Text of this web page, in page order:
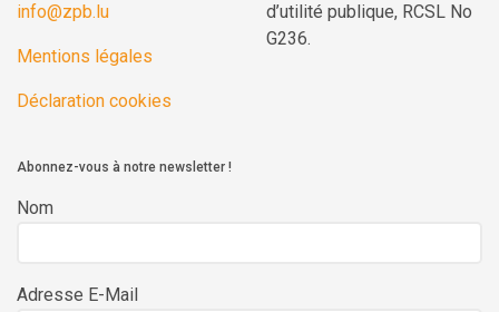
info@zpb.lu
Mentions légales
Déclaration cookies
d’utilité publique, RCSL No
G236.
Abonnez-vous à notre newsletter !
Nom
Adresse E-Mail